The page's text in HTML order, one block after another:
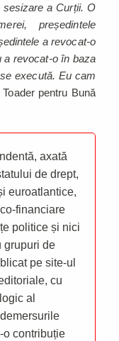
sesizare a Curții. O
președintele
a revocat-o
a revocat-o în baza
execută. Eu cam
pentru Bună
axată
de drept,
euroatlantice,
financiare
politice și nici
grupuri de
pe site-ul
cu
al
o contribuție